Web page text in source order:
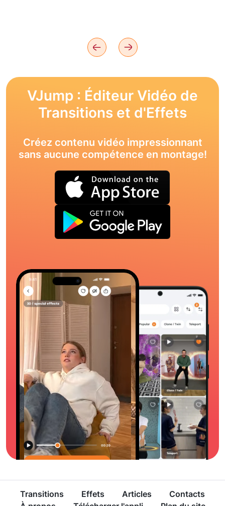
VJump : Éditeur Vidéo de
Transitions et d'Effets
Créez contenu vidéo impressionnant
sans aucune compétence en montage!
Transitions Effets Articles
Contacts